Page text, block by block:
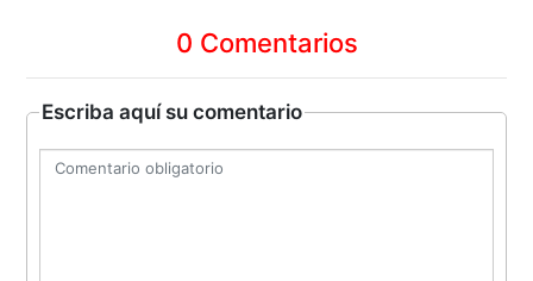
0 Comentarios
Escriba aquí su comentario